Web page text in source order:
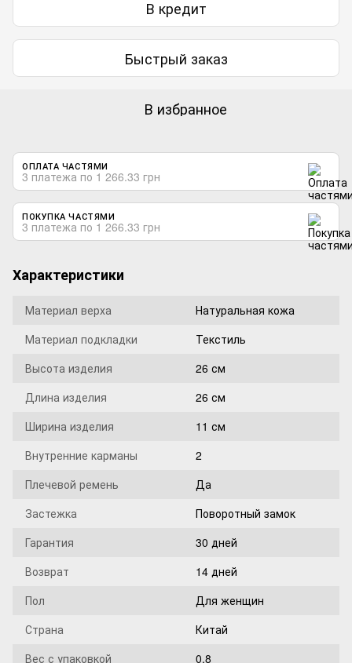
В кредит
Быстрый заказ
В избранное
ОПЛАТА ЧАСТЯМИ
3 платежа по 1 266.33 грн
ПОКУПКА ЧАСТЯМИ
3 платежа по 1 266.33 грн
Характеристики
Материал верха
Натуральная кожа
Материал подкладки
Текстиль
Высота изделия
26 см
Длина изделия
26 см
Ширина изделия
11 см
Внутренние карманы
2
Плечевой ремень
Да
Застежка
Поворотный замок
Гарантия
30 дней
Возврат
14 дней
Пол
Для женщин
Страна
Китай
Вес с упаковкой
0,8